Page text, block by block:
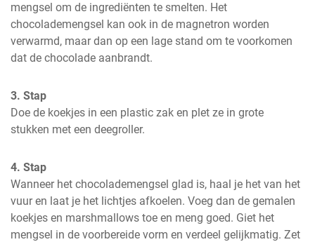
mengsel om de ingrediënten te smelten. Het
chocolademengsel kan ook in de magnetron worden
verwarmd, maar dan op een lage stand om te voorkomen
dat de chocolade aanbrandt.
3. Stap
Doe de koekjes in een plastic zak en plet ze in grote
stukken met een deegroller.
4. Stap
Wanneer het chocolademengsel glad is, haal je het van het
vuur en laat je het lichtjes afkoelen. Voeg dan de gemalen
koekjes en marshmallows toe en meng goed. Giet het
mengsel in de voorbereide vorm en verdeel gelijkmatig. Zet